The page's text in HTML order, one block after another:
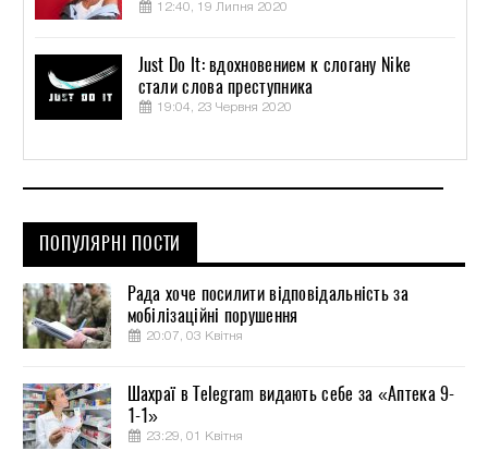
12:40, 19 Липня 2020
Just Do It: вдохновением к слогану Nike
стали слова преступника
19:04, 23 Червня 2020
ПОПУЛЯРНІ ПОСТИ
Рада хоче посилити відповідальність за
мобілізаційні порушення
20:07, 03 Квітня
Шахраї в Telegram видають себе за «Аптека 9-
1-1»
23:29, 01 Квітня